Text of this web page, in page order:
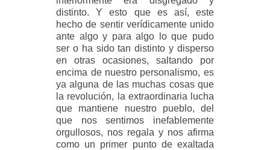
distinto. Y esto que es así, este
hecho de sentir verídicamente unido
ante algo y para algo lo que pudo
ser o ha sido tan distinto y disperso
en otras ocasiones, saltando por
encima de nuestro personalismo, es
ya alguna de las muchas cosas que
la revolución, la extraordinaria lucha
que mantiene nuestro pueblo, del
que nos sentimos inefablemente
orgullosos, nos regala y nos afirma
como un primer punto de exaltada